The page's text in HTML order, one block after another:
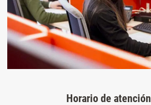
Horario de atención